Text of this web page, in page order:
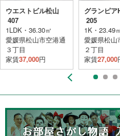
ウエストビル松山
407
1LDK・36.30㎡
愛媛県松山市空港通
３丁目
家賃37,000円
グランピア
205
1K・23.49
愛媛県松山
２丁目
家賃27,000